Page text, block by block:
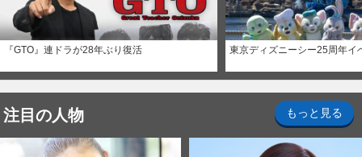
『GTO』連ドラが28年ぶり復活 東京ディズニーシー25周年イ
注目の人物 もっと見る